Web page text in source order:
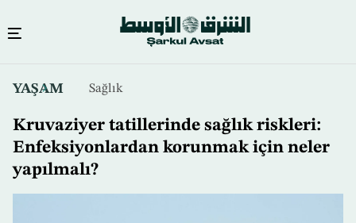
içeriğe
atla
YAŞAM Sağlık
Kruvaziyer tatillerinde sağlık riskleri:
Enfeksiyonlardan korunmak için neler
yapılmalı?